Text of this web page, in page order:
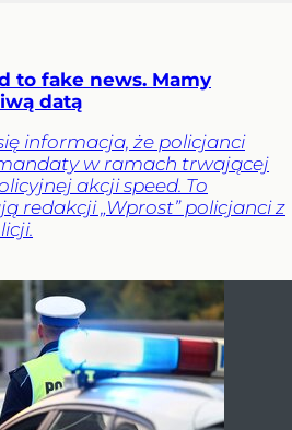
to fake news. Mamy
datą
informacja, że policjanci
w ramach trwającej
akcji speed. To
redakcji „Wprost” policjanci z